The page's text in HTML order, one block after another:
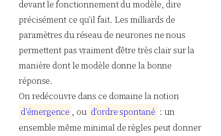
devant le fonctionnement du modèle, dire
précisément ce qu’il fait. Les milliards de
paramètres du réseau de neurones ne nous
permettent pas vraiment d’être très clair sur la
manière dont le modèle donne la bonne
réponse.
On redécouvre dans ce domaine la notion
d’émergence , ou d’ordre spontané : un
ensemble même minimal de règles peut donner